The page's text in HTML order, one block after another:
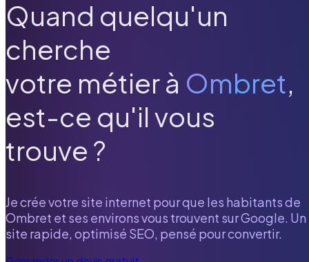
Quand quelqu'un
cherche
votre métier à Ombret,
est-ce qu'il vous
trouve ?
Je crée votre site internet pour que les habitants de
Ombret et ses environs vous trouvent sur Google. Un
site rapide, optimisé SEO, pensé pour convertir.